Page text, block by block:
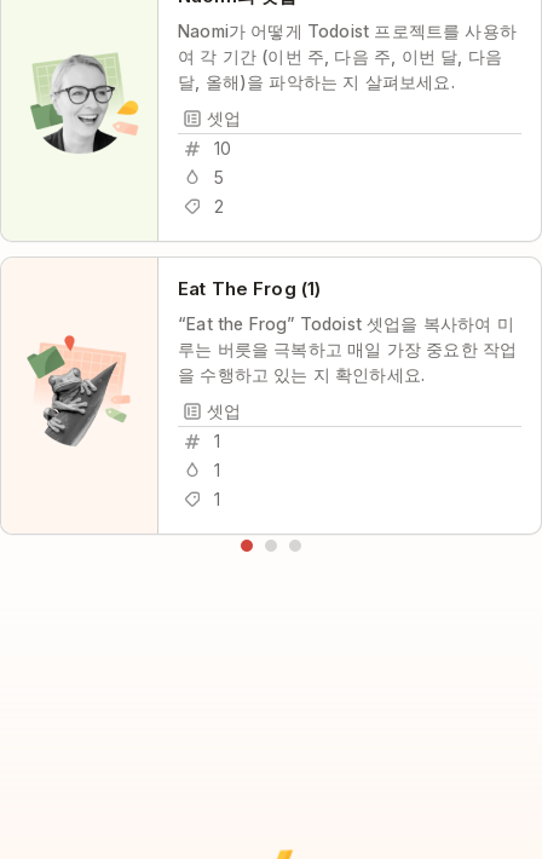
Naomi가 어떻게 Todoist 프로젝트를 사용하
여 각 기간 (이번 주, 다음 주, 이번 달, 다음
달, 올해)을 파악하는 지 살펴보세요.
셋업
10
5
2
Eat The Frog (1)
“Eat the Frog” Todoist 셋업을 복사하여 미
루는 버릇을 극복하고 매일 가장 중요한 작업
을 수행하고 있는 지 확인하세요.
셋업
1
1
1